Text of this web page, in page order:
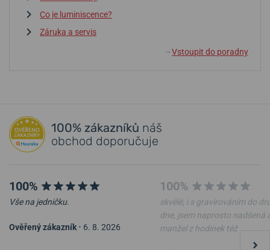
Co je luminiscence?
Záruka a servis
↓ Vstoupit do poradny
100% zákazníků náš
obchod doporučuje
100%
Vše na jedničku.
Ověřený zákazník • 6. 8. 2026
100%
skvělé, i s gravírováním do
dne, jsem naprosto nadšená
manžel z hodinek též